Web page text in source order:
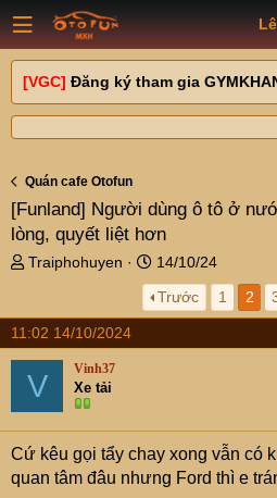
[VGC] Đăng ký tham gia
Quán cafe Otofun
[Funland] Người dùng ô tô ở
lòng, quyết liệt hơn
T
e
a
d
s
r
e
Traiphohuyen
N
g
à
y
14/10/24
Trước
1 2
11:02 14/10/2024
V Vinh37
Xe tải
Cứ kêu gọi tẩy chay xong vẫn có
quan tâm đâu nhưng Ford thì e